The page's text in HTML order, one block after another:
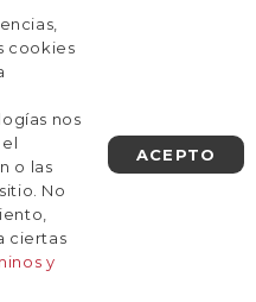
AGENDA UNA LLAMADA
a Vietnam
a
cookies
nos
o las
No
ciertas
y
ACEPTO